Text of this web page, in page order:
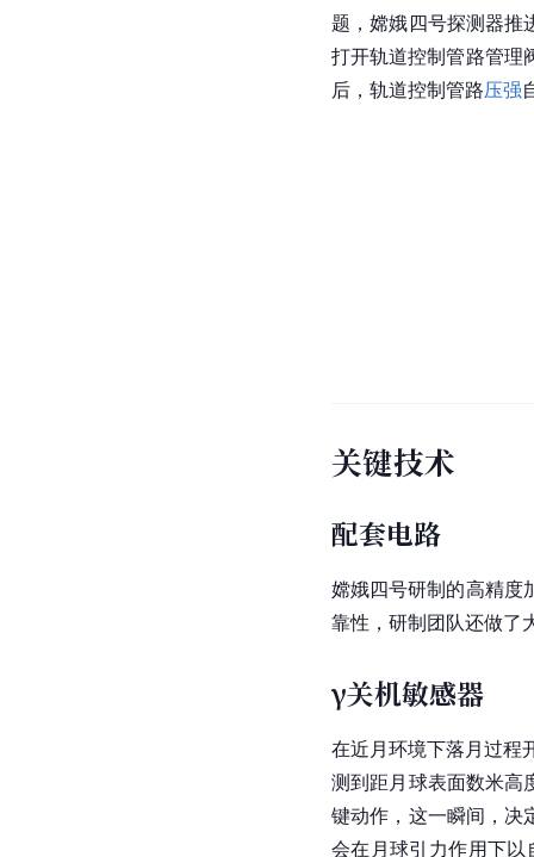
题，嫦娥四号探测器推
打开轨道控制管路管理
后，轨道控制管路压强
关键技术
配套电路
嫦娥四号研制的高精度
靠性，研制团队还做了
γ关机敏感器
在近月环境下落月过程
测到距月球表面数米高
键动作，这一瞬间，决
会在月球引力作用下